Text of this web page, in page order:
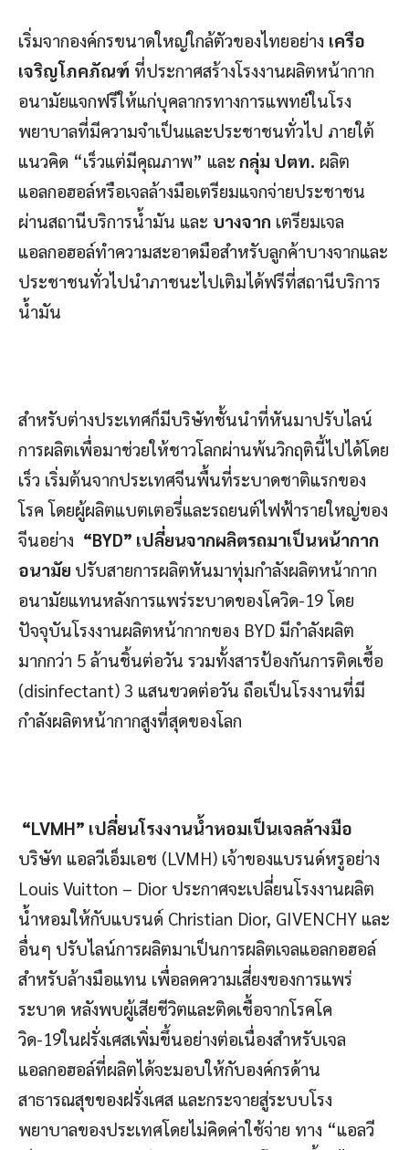
เริ่มจากองค์กรขนาดใหญ่ใกล้ตัวของไทยอย่าง เครือ
เจริญโภคภัณฑ์ ที่ประกาศสร้างโรงงานผลิตหน้ากาก
อนามัยแจกฟรีให้แก่บุคลากรทางการแพทย์ในโรง
พยาบาลที่มีความจำเป็นและประชาชนทั่วไป ภายใต้
แนวคิด “เร็วแต่มีคุณภาพ” และ กลุ่ม ปตท. ผลิต
แอลกอฮอล์หรือเจลล้างมือเตรียมแจกจ่ายประชาชน
ผ่านสถานีบริการน้ำมัน และ บางจาก เตรียมเจล
แอลกอฮอล์ทำความสะอาดมือสำหรับลูกค้าบางจากและ
ประชาชนทั่วไปนำภาชนะไปเติมได้ฟรีที่สถานีบริการ
น้ำมัน
สำหรับต่างประเทศก็มีบริษัทชั้นนำที่หันมาปรับไลน์
การผลิตเพื่อมาช่วยให้ชาวโลกผ่านพ้นวิกฤตินี้ไปได้โดย
เร็ว เริ่มต้นจากประเทศจีนพื้นที่ระบาดชาติแรกของ
โรค โดยผู้ผลิตแบตเตอรี่และรถยนต์ไฟฟ้ารายใหญ่ของ
จีนอย่าง “BYD” เปลี่ยนจากผลิตรถมาเป็นหน้ากาก
อนามัย ปรับสายการผลิตหันมาทุ่มกำลังผลิตหน้ากาก
อนามัยแทนหลังการแพร่ระบาดของโควิด-19 โดย
ปัจจุบันโรงงานผลิตหน้ากากของ BYD มีกำลังผลิต
มากกว่า 5 ล้านชิ้นต่อวัน รวมทั้งสารป้องกันการติดเชื้อ
(disinfectant) 3 แสนขวดต่อวัน ถือเป็นโรงงานที่มี
กำลังผลิตหน้ากากสูงที่สุดของโลก
“LVMH” เปลี่ยนโรงงานน้ำหอมเป็นเจลล้างมือ
บริษัท แอลวีเอ็มเอช (LVMH) เจ้าของแบรนด์หรูอย่าง
Louis Vuitton – Dior ประกาศจะเปลี่ยนโรงงานผลิต
น้ำหอมให้กับแบรนด์ Christian Dior, GIVENCHY และ
อื่นๆ ปรับไลน์การผลิตมาเป็นการผลิตเจลแอลกอฮอล์
สำหรับล้างมือแทน เพื่อลดความเสี่ยงของการแพร่
ระบาด หลังพบผู้เสียชีวิตและติดเชื้อจากโรคโค
วิด-19ในฝรั่งเศสเพิ่มขึ้นอย่างต่อเนื่องสำหรับเจล
แอลกอฮอล์ที่ผลิตได้จะมอบให้กับองค์กรด้าน
สาธารณสุขของฝรั่งเศส และกระจายสู่ระบบโรง
พยาบาลของประเทศโดยไม่คิดค่าใช้จ่าย ทาง “แอลวี